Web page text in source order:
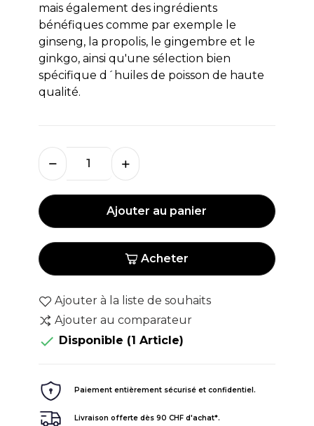
mais également des ingrédients
bénéfiques comme par exemple le
ginseng, la propolis, le gingembre et le
ginkgo, ainsi qu'une sélection bien
spécifique d´huiles de poisson de haute
qualité.
Ajouter au panier
Acheter
Ajouter à la liste de souhaits
Ajouter au comparateur
 Disponible (1 Article)
Paiement entièrement sécurisé et confidentiel.
Livraison offerte dès 90 CHF d'achat*.